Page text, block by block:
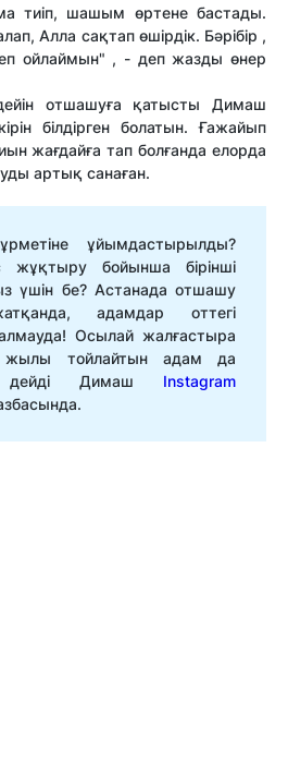
тиіп, шашым өртене бастады.
Алла сақтап өшірдік. Бәрібір ,
ойлаймын" , - деп жазды өнер
отшашуға қатысты Димаш
білдірген болатын. Ғажайып
жағдайға тап болғанда елорда
артық санаған.
ұйымдастырылды?
жұқтыру бойынша бірінші
үшін бе? Астанада отшашу
адамдар оттегі
Осылай жалғастыра
жылы тойлайтын адам да
дейді Димаш Instagram